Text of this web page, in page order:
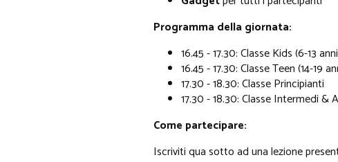
Programma della giornata:
16.45 - 17.30: Classe Kids (6-13
16.45 - 17.30: Classe Teen (14-19
17.30 - 18.30: Classe Principianti
17.30 - 18.30: Classe Intermedi &
Come partecipare:
Iscriviti qua sotto ad una lezione